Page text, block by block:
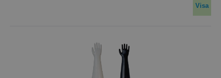
Visa